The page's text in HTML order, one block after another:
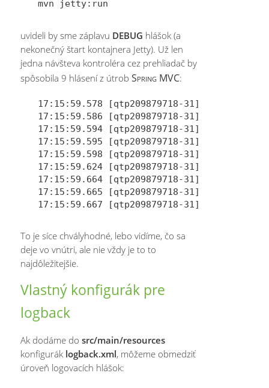
uvideli by sme záplavu DEBUG hlášok (a
nekonečný štart kontajnera Jetty). Už len
jedna návšteva kontroléra cez prehliadač by
spôsobila 9 hlásení z útrobSpring MVC:
17:15:59.578 [qtp209879718-31] DEBUG
17:15:59.586 [qtp209879718-31] DEBUG
17:15:59.594 [qtp209879718-31] DEBUG
17:15:59.595 [qtp209879718-31] DEBUG
17:15:59.598 [qtp209879718-31] DEBUG
17:15:59.624 [qtp209879718-31] INFO
17:15:59.664 [qtp209879718-31] DEBUG
17:15:59.665 [qtp209879718-31] DEBUG
To je síce chvályhodné, lebo vidíme, čo sa
deje vo vnútri, ale nie vždy je to to
najdôležitejšie.
Vlastný konfigurák pre
logback
Ak dodáme dosrc/main/resources
konfigurák logback.xml, môžeme obmedziť
úroveň logovacích hlášok: